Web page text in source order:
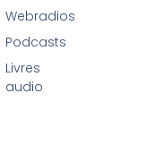
Webradios
Podcasts
Livres
audio